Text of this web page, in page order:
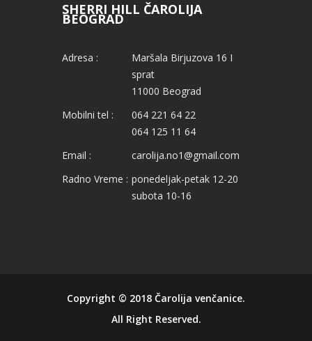
SHERRI HILL ČAROLIJA
BEOGRAD
Adresa :
Maršala Birjuzova 16 I
sprat
11000 Beograd
Mobilni tel :
064 221 64 22
064 125 11 64
Email :
carolija.no1@gmail.com
Radno Vreme : ponedeljak-petak 12-20
subota 10-16
Copyright © 2018 Čarolija venčanice.
All Right Reserved.